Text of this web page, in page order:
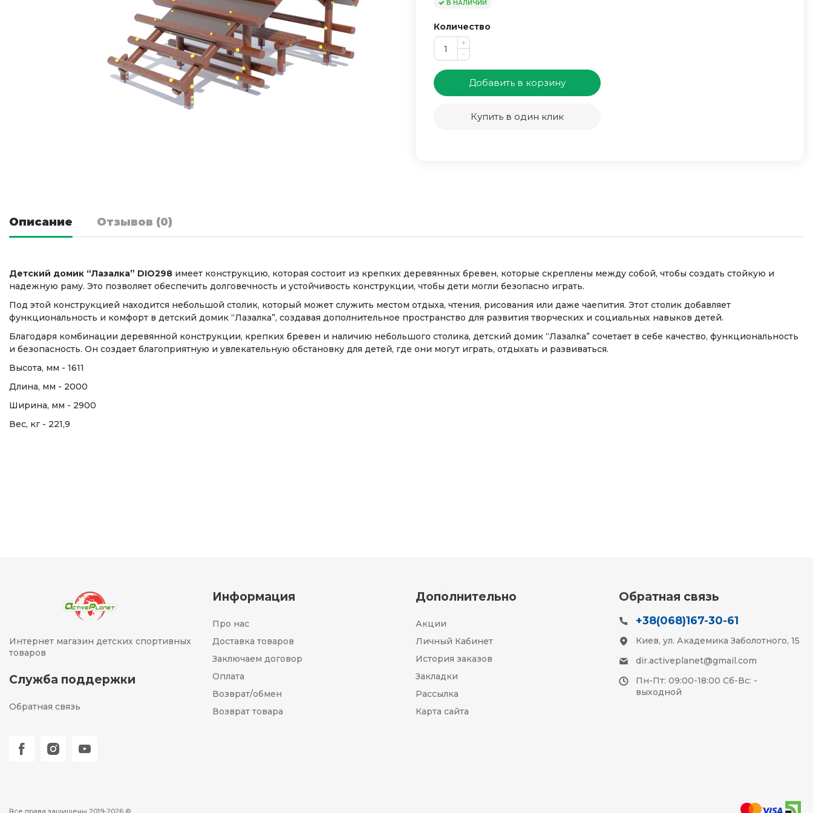
В НАЛИЧИИ
Количество
+
-
Добавить в корзину
Купить в один клик
Описание Отзывов (0)
Детский домик “Лазалка” DIO298 имеет конструкцию, которая состоит из крепких деревянных бревен, которые скреплены между собой, чтобы создать стойкую и
надежную раму. Это позволяет обеспечить долговечность и устойчивость конструкции, чтобы дети могли безопасно играть.
Под этой конструкцией находится небольшой столик, который может служить местом отдыха, чтения, рисования или даже чаепития. Этот столик добавляет
функциональность и комфорт в детский домик “Лазалка”, создавая дополнительное пространство для развития творческих и социальных навыков детей.
Благодаря комбинации деревянной конструкции, крепких бревен и наличию небольшого столика, детский домик “Лазалка” сочетает в себе качество, функциональность
и безопасность. Он создает благоприятную и увлекательную обстановку для детей, где они могут играть, отдыхать и развиваться.
Высота, мм - 1611
Длина, мм - 2000
Ширина, мм - 2900
Вес, кг - 221,9
Интернет магазин детских спортивных
товаров
Служба поддержки
Обратная связь
Информация
Про нас
Доставка товаров
Заключаем договор
Оплата
Возврат/обмен
Возврат товара
Дополнительно
Акции
Личный Кабинет
История заказов
Закладки
Рассылка
Карта сайта
Обратная связь
+38(068)167-30-61
Киев, ул. Академика Заболотного, 15
dir.activeplanet@gmail.com
Пн-Пт: 09:00-18:00 Сб-Вс: -
выходной
Все права защищены 2019-2026 ©